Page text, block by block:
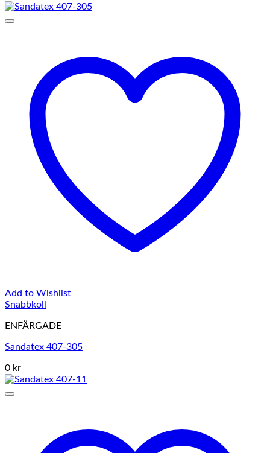
Add to Wishlist
Snabbkoll
ENFÄRGADE
Sandatex 407-305
0 kr